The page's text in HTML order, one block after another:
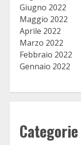
Giugno 2022
Maggio 2022
Aprile 2022
Marzo 2022
Febbraio 2022
Gennaio 2022
Categorie